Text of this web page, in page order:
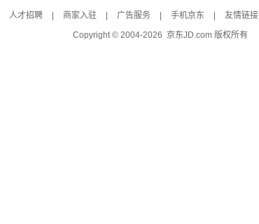
人才招聘 商家入驻 广告服务 手机京东 友情链接
Copyright © 2004-2026 京东JD.com 版权所有